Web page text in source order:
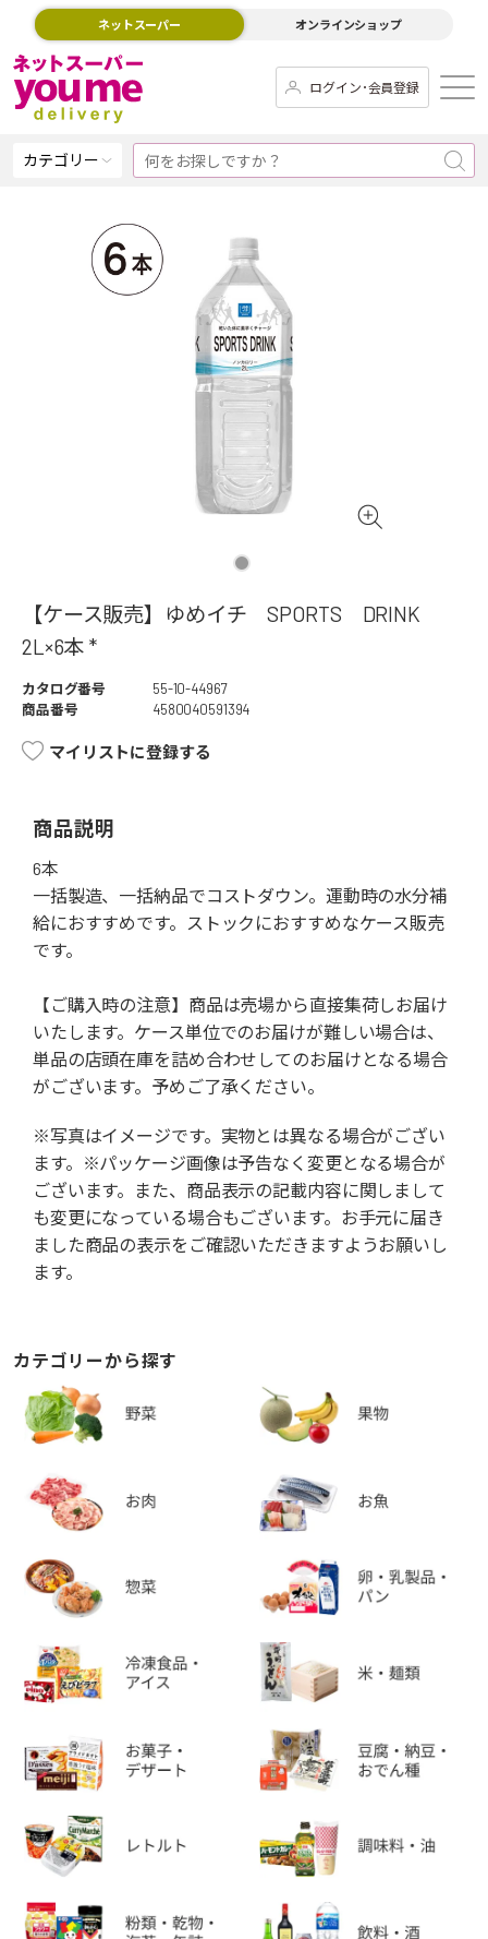
ネットスーパー オンラインショップ
ログイン･会員登録
カテゴリー
【ケース販売】ゆめイチ SPORTS DRINK
2L×6本 *
カタログ番号
55-10-44967
商品番号
4580040591394
マイリストに登録する
商品説明
6本
一括製造、一括納品でコストダウン。運動時の水分補
給におすすめです。ストックにおすすめなケース販売
です。
【ご購入時の注意】商品は売場から直接集荷しお届け
いたします。ケース単位でのお届けが難しい場合は、
単品の店頭在庫を詰め合わせしてのお届けとなる場合
がございます。予めご了承ください。
※写真はイメージです。実物とは異なる場合がござい
ます。※パッケージ画像は予告なく変更となる場合が
ございます。また、商品表示の記載内容に関しまして
も変更になっている場合もございます。お手元に届き
ました商品の表示をご確認いただきますようお願いし
ます。
カテゴリーから探す